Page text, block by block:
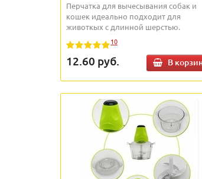
Перчатка для вычесывания собак и
кошек идеально подходит для
животкых с длинной шерстью.
10
12.60 руб. В